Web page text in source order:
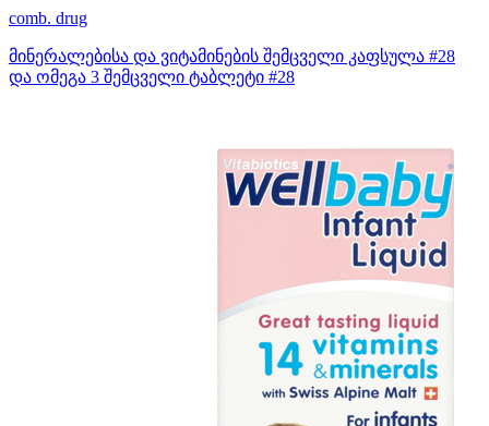
comb. drug
მინერალებისა და ვიტამინების შემცველი კაფსულა #28
და ომეგა 3 შემცველი ტაბლეტი #28